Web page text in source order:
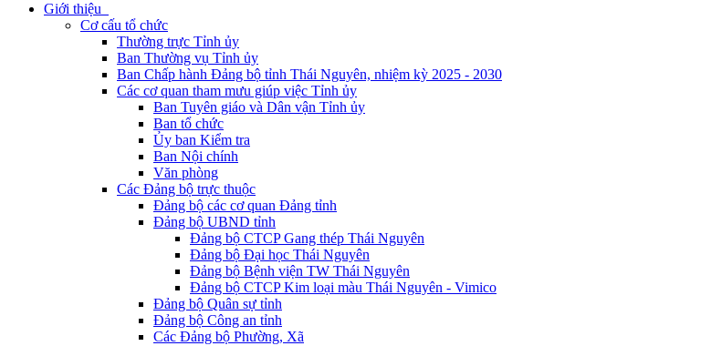
Giới thiệu
Cơ cấu tổ chức
Thường trực Tỉnh ủy
Ban Thường vụ Tỉnh ủy
Ban Chấp hành Đảng bộ tỉnh Thái Nguyên, nhiệm kỳ 2025 - 2030
Các cơ quan tham mưu giúp việc Tỉnh ủy
Ban Tuyên giáo và Dân vận Tỉnh ủy
Ban tổ chức
Ủy ban Kiểm tra
Ban Nội chính
Văn phòng
Các Đảng bộ trực thuộc
Đảng bộ các cơ quan Đảng tỉnh
Đảng bộ UBND tỉnh
Đảng bộ CTCP Gang thép Thái Nguyên
Đảng bộ Đại học Thái Nguyên
Đảng bộ Bệnh viện TW Thái Nguyên
Đảng bộ CTCP Kim loại màu Thái Nguyên - Vimico
Đảng bộ Quân sự tỉnh
Đảng bộ Công an tỉnh
Các Đảng bộ Phường, Xã